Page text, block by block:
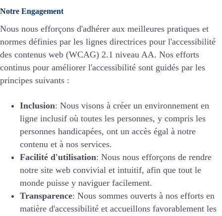
Notre Engagement
Nous nous efforçons d'adhérer aux meilleures pratiques et
normes définies par les lignes directrices pour l'accessibilité
des contenus web (WCAG) 2.1 niveau AA. Nos efforts
continus pour améliorer l'accessibilité sont guidés par les
principes suivants :
Inclusion: Nous visons à créer un environnement en
ligne inclusif où toutes les personnes, y compris les
personnes handicapées, ont un accès égal à notre
contenu et à nos services.
Facilité d'utilisation: Nous nous efforçons de rendre
notre site web convivial et intuitif, afin que tout le
monde puisse y naviguer facilement.
Transparence: Nous sommes ouverts à nos efforts en
matière d'accessibilité et accueillons favorablement les